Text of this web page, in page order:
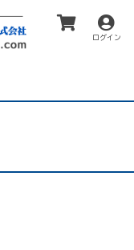
ログイン